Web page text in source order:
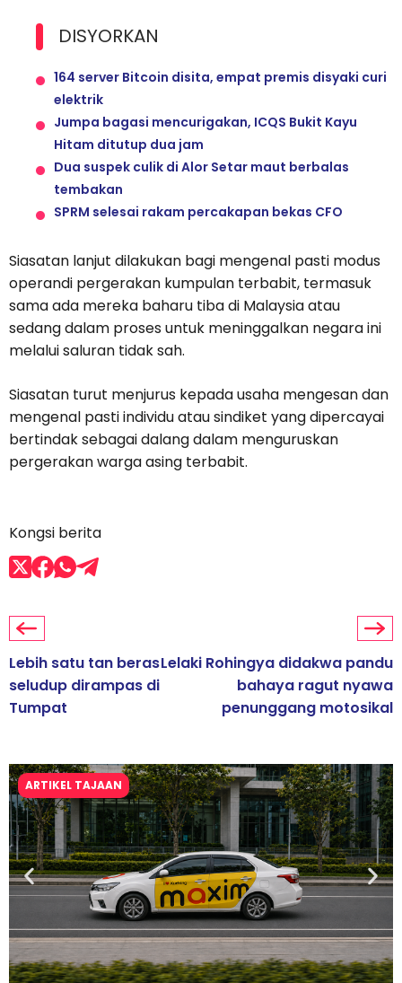
DISYORKAN
164 server Bitcoin disita, empat premis disyaki curi
elektrik
Jumpa bagasi mencurigakan, ICQS Bukit Kayu
Hitam ditutup dua jam
Dua suspek culik di Alor Setar maut berbalas
tembakan
SPRM selesai rakam percakapan bekas CFO
Siasatan lanjut dilakukan bagi mengenal pasti modus
operandi pergerakan kumpulan terbabit, termasuk
sama ada mereka baharu tiba di Malaysia atau
sedang dalam proses untuk meninggalkan negara ini
melalui saluran tidak sah.
Siasatan turut menjurus kepada usaha mengesan dan
mengenal pasti individu atau sindiket yang dipercayai
bertindak sebagai dalang dalam menguruskan
pergerakan warga asing terbabit.
Kongsi berita
Lebih satu tan beras
seludup dirampas di
Tumpat
Lelaki Rohingya didakwa pandu
bahaya ragut nyawa
penunggang motosikal
ARTIKEL TAJAAN